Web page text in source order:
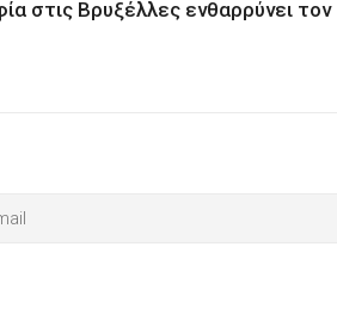
στις Βρυξέλλες ενθαρρύνει τον